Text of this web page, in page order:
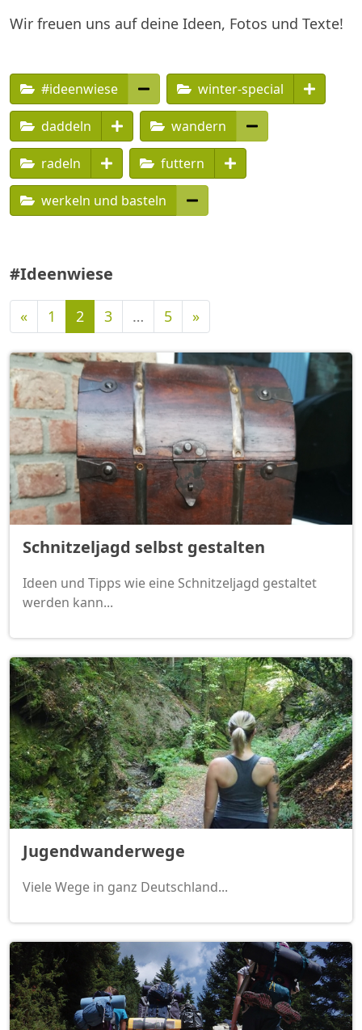
Wir freuen uns auf deine Ideen, Fotos und Texte!
#ideenwiese winter-special
daddeln wandern
radeln futtern
werkeln und basteln
#Ideenwiese
«Vorherige
1 2 3 … 5 »Nächste
Schnitzeljagd selbst gestalten
Ideen und Tipps wie eine Schnitzeljagd gestaltet
werden kann...
Jugendwanderwege
Viele Wege in ganz Deutschland...